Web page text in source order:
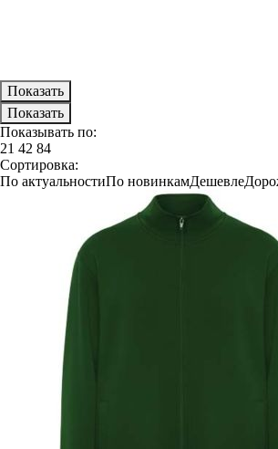
Показывать по:
21 42 84
Сортировка:
По актуальностиПо новинкамДешевле